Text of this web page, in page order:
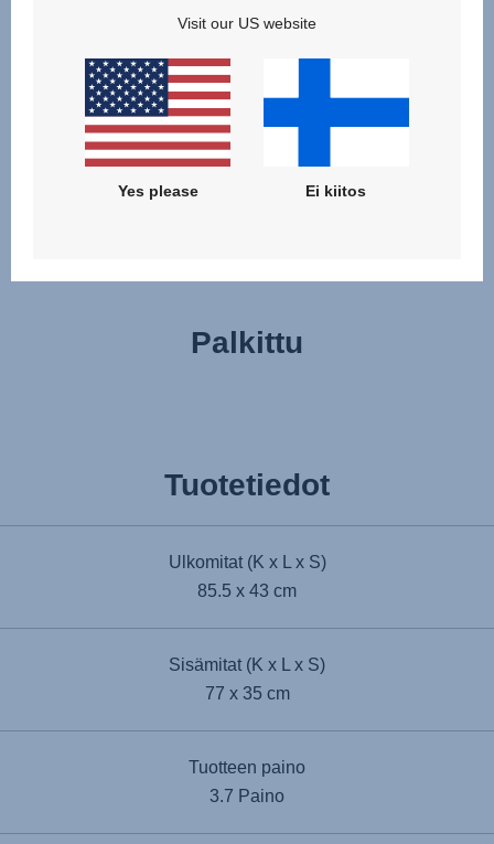
vetoketjullista jalkapeitettä, jota ei tarvitse irrottaa
kokonaan. Tai nosta kevyt vaunukoppa kokonaan irti
näppärästi muistipainikkeilla varustetun
vapautusmekanismin avulla, vaikka sinulla olisi vain yksi
Palkittu
Tuotetiedot
Ulkomitat (K x L x S)
85.5 x 43 cm
Sisämitat (K x L x S)
77 x 35 cm
Tuotteen paino
3.7 Paino
Visit our US website
Yes please Ei kiitos